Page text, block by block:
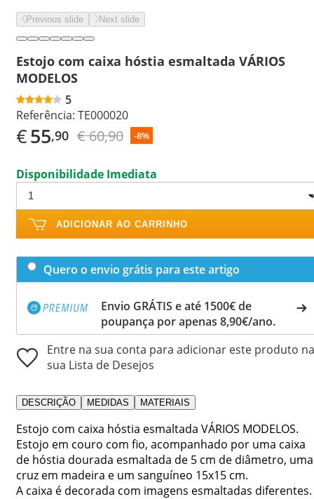
Previous slide Next slide
Estojo com caixa hóstia esmaltada VÁRIOS
MODELOS
5
Referência: TE000020
€55,90 € 60,90 -8%
Disponibilidade Imediata
ADICIONAR AO CARRINHO
Quero o envio grátis para este artigo
Envio GRÁTIS e até 1500€ de
poupança por apenas 8,90€/ano.
Entre na sua conta para adicionar este produto na
sua Lista de Desejos
DESCRIÇÃO MEDIDAS MATERIAIS
Estojo com caixa hóstia esmaltada VÁRIOS MODELOS.
Estojo em couro com fio, acompanhado por uma caixa
de hóstia dourada esmaltada de 5 cm de diâmetro, uma
cruz em madeira e um sanguíneo 15x15 cm.
A caixa é decorada com imagens esmaltadas diferentes.